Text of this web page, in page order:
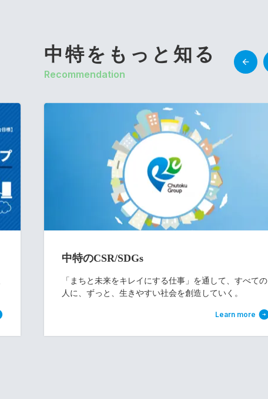
中特をもっと知る
Recommendation
中特のCSR/SDGs
「まちと未来をキレイにする仕事」を通して、すべての
人に、ずっと、生きやすい社会を創造していく。
Learn more